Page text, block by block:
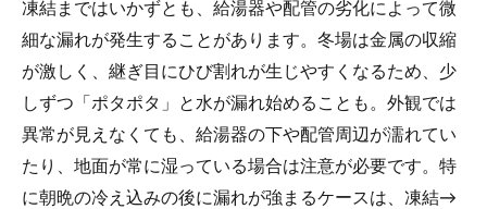
凍結まではいかずとも、給湯器や配管の劣化によって微
細な漏れが発生することがあります。冬場は金属の収縮
が激しく、継ぎ目にひび割れが生じやすくなるため、少
しずつ「ポタポタ」と水が漏れ始めることも。外観では
異常が見えなくても、給湯器の下や配管周辺が濡れてい
たり、地面が常に湿っている場合は注意が必要です。特
に朝晩の冷え込みの後に漏れが強まるケースは、凍結→